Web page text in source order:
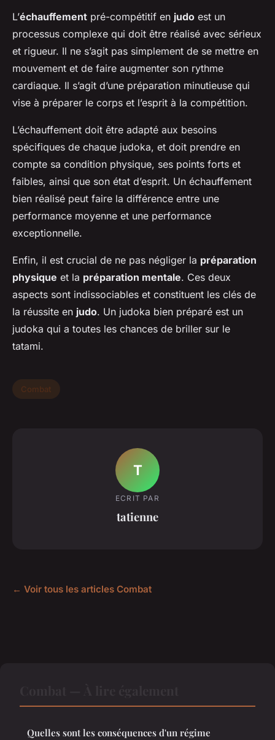
L’échauffement pré-compétitif en judo est un
processus complexe qui doit être réalisé avec sérieux
et rigueur. Il ne s’agit pas simplement de se mettre en
mouvement et de faire augmenter son rythme
cardiaque. Il s’agit d’une préparation minutieuse qui
vise à préparer le corps et l’esprit à la compétition.
L’échauffement doit être adapté aux besoins
spécifiques de chaque judoka, et doit prendre en
compte sa condition physique, ses points forts et
faibles, ainsi que son état d’esprit. Un échauffement
bien réalisé peut faire la différence entre une
performance moyenne et une performance
exceptionnelle.
Enfin, il est crucial de ne pas négliger la préparation
physique et la préparation mentale. Ces deux
aspects sont indissociables et constituent les clés de
la réussite en judo. Un judoka bien préparé est un
judoka qui a toutes les chances de briller sur le
tatami.
Combat
T
ECRIT PAR
tatienne
← Voir tous les articles Combat
Quelles sont les conséquences d'un régime